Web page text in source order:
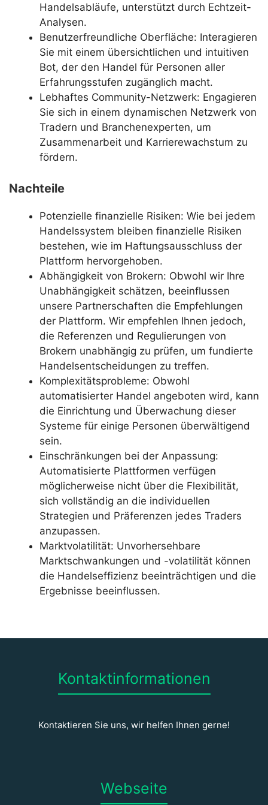
Handelsabläufe, unterstützt durch Echtzeit-
Analysen.
Benutzerfreundliche Oberfläche: Interagieren
Sie mit einem übersichtlichen und intuitiven
Bot, der den Handel für Personen aller
Erfahrungsstufen zugänglich macht.
Lebhaftes Community-Netzwerk: Engagieren
Sie sich in einem dynamischen Netzwerk von
Tradern und Branchenexperten, um
Zusammenarbeit und Karrierewachstum zu
fördern.
Nachteile
Potenzielle finanzielle Risiken: Wie bei jedem
Handelssystem bleiben finanzielle Risiken
bestehen, wie im Haftungsausschluss der
Plattform hervorgehoben.
Abhängigkeit von Brokern: Obwohl wir Ihre
Unabhängigkeit schätzen, beeinflussen
unsere Partnerschaften die Empfehlungen
der Plattform. Wir empfehlen Ihnen jedoch,
die Referenzen und Regulierungen von
Brokern unabhängig zu prüfen, um fundierte
Handelsentscheidungen zu treffen.
Komplexitätsprobleme: Obwohl
automatisierter Handel angeboten wird, kann
die Einrichtung und Überwachung dieser
Systeme für einige Personen überwältigend
sein.
Einschränkungen bei der Anpassung:
Automatisierte Plattformen verfügen
möglicherweise nicht über die Flexibilität,
sich vollständig an die individuellen
Strategien und Präferenzen jedes Traders
anzupassen.
Marktvolatilität: Unvorhersehbare
Marktschwankungen und -volatilität können
die Handelseffizienz beeinträchtigen und die
Ergebnisse beeinflussen.
Kontaktinformationen
Kontaktieren Sie uns, wir helfen Ihnen gerne!
Webseite